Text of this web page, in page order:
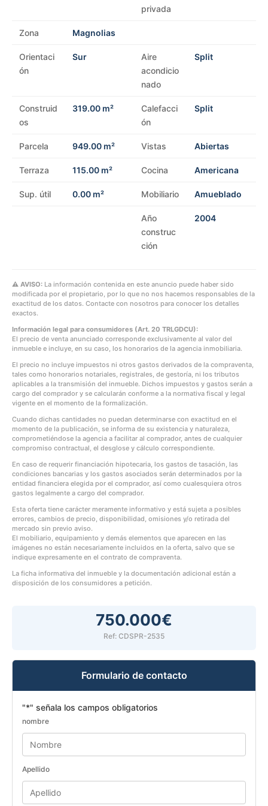
privada
Zona Magnolias
Orientaci
ón
Sur
Aire
acondicio
nado
Split
Construid
os
319.00 m²
Calefacci
ón
Split
Parcela 949.00 m² Vistas Abiertas
Terraza 115.00 m² Cocina Americana
Sup. útil 0.00 m² Mobiliario Amueblado
Año
construc
ción
2004
⚠ AVISO: La información contenida en este anuncio puede haber sido
modificada por el propietario, por lo que no nos hacemos responsables de la
exactitud de los datos. Contacte con nosotros para conocer los detalles
exactos.
Información legal para consumidores (Art. 20 TRLGDCU):
El precio de venta anunciado corresponde exclusivamente al valor del
inmueble e incluye, en su caso, los honorarios de la agencia inmobiliaria.
El precio no incluye impuestos ni otros gastos derivados de la compraventa,
tales como honorarios notariales, registrales, de gestoría, ni los tributos
aplicables a la transmisión del inmueble. Dichos impuestos y gastos serán a
cargo del comprador y se calcularán conforme a la normativa fiscal y legal
vigente en el momento de la formalización.
Cuando dichas cantidades no puedan determinarse con exactitud en el
momento de la publicación, se informa de su existencia y naturaleza,
comprometiéndose la agencia a facilitar al comprador, antes de cualquier
compromiso contractual, el desglose y cálculo correspondiente.
En caso de requerir financiación hipotecaria, los gastos de tasación, las
condiciones bancarias y los gastos asociados serán determinados por la
entidad financiera elegida por el comprador, así como cualesquiera otros
gastos legalmente a cargo del comprador.
Esta oferta tiene carácter meramente informativo y está sujeta a posibles
errores, cambios de precio, disponibilidad, omisiones y/o retirada del
mercado sin previo aviso.
El mobiliario, equipamiento y demás elementos que aparecen en las
imágenes no están necesariamente incluidos en la oferta, salvo que se
indique expresamente en el contrato de compraventa.
La ficha informativa del inmueble y la documentación adicional están a
disposición de los consumidores a petición.
750.000€
Ref: CDSPR-2535
Formulario de contacto
"*" señala los campos obligatorios
nombre
Apellido